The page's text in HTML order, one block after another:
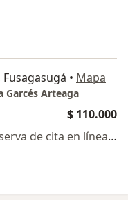
Fusagasugá • Mapa
Garcés Arteaga
$ 110.000
Este especialista no ofrece reserva de cita en línea en esta dirección.